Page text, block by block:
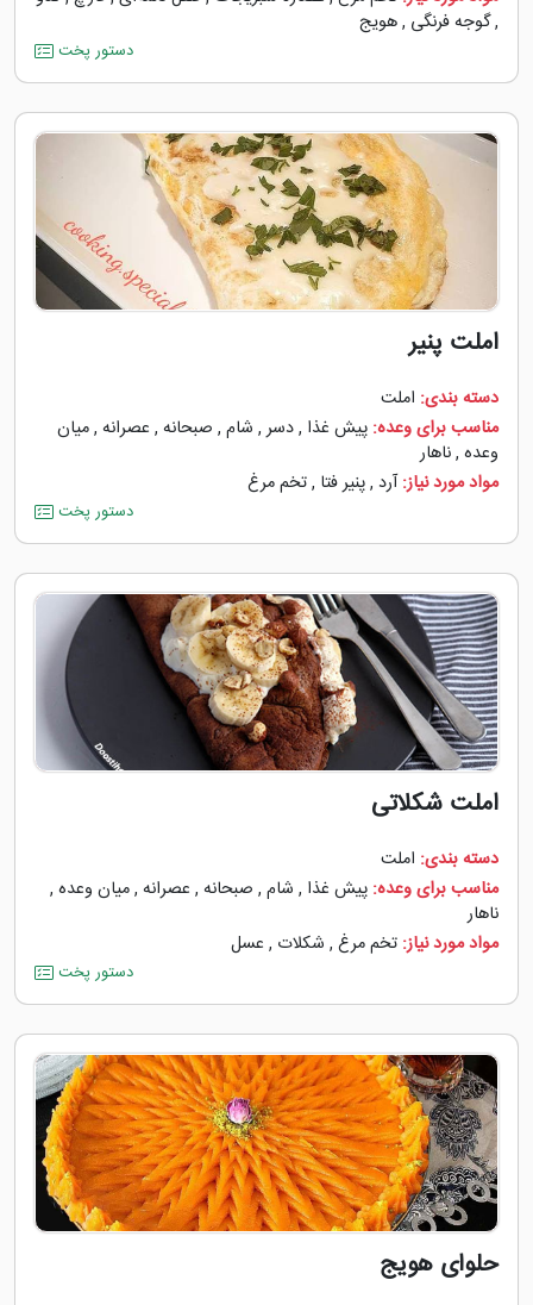
,گوجه ‌فرنگی ,هویج
دستور پخت
املت پنیر
دسته بندی: املت
مناسب برای وعده: پیش غذا ,دسر, شام , صبحانه , عصرانه ,میان
وعده ,ناهار
مواد مورد نیاز: آرد ,پنیر فتا ,تخم مرغ
دستور پخت
املت شکلاتی
دسته بندی: املت
مناسب برای وعده: پیش غذا , شام , صبحانه , عصرانه ,میان وعده ,
ناهار
مواد مورد نیاز: تخم مرغ , شکلات , عسل
دستور پخت
حلوای هویج